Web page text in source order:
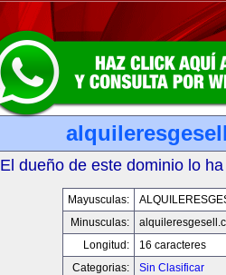
El dueño de este dominio lo
Mayusculas:
Minusculas:
Longitud:
16 caracteres
Categorias:
Sin Clasificar